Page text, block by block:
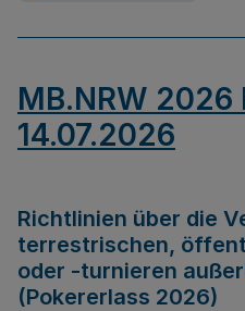
MB.NRW 2026
14.07.2026
Richtlinien über die
terrestrischen,
oder -turnieren
(Pokererlass 2026)